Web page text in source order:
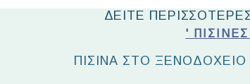
ΔΕΙΤΕ
'
ΠΙΣΙΝΑ ΣΤΟ